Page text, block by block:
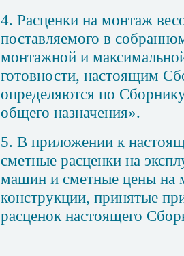
4. Расценки на монтаж
поставляемого в
монтажной и
готовности, настоящим
определяются по
общего назначения».
5. В приложении к
сметные расценки на
машин и сметные цены на
конструкции, принятые
расценок настоящего